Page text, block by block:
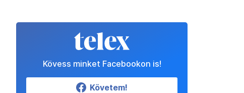
Kövess minket Facebookon is!
Követem!